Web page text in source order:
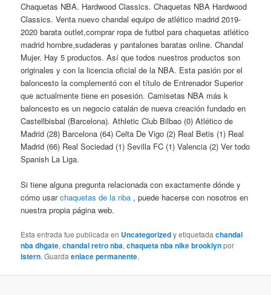
Chaquetas NBA. Hardwood Classics. Chaquetas NBA Hardwood
Classics. Venta nuevo chandal equipo de atlético madrid 2019-
2020 barata outlet,comprar ropa de futbol para chaquetas atlético
madrid hombre,sudaderas y pantalones baratas online. Chandal
Mujer. Hay 5 productos. Así que todos nuestros productos son
originales y con la licencia oficial de la NBA. Esta pasión por el
baloncesto la complementó con el título de Entrenador Superior
que actualmente tiene en posesión. Camisetas NBA más k
baloncesto es un negocio catalán de nueva creación fundado en
Castellbisbal (Barcelona). Athletic Club Bilbao (0) Atlético de
Madrid (28) Barcelona (64) Celta De Vigo (2) Real Betis (1) Real
Madrid (66) Real Sociedad (1) Sevilla FC (1) Valencia (2) Ver todo
Spanish La Liga.
Si tiene alguna pregunta relacionada con exactamente dónde y
cómo usarchaquetas de la nba , puede hacerse con nosotros en
nuestra propia página web.
Esta entrada fue publicada en Uncategorizedy etiquetadachandal
nba dhgate,chandal retro nba,chaqueta nba nike brooklynpor
istern. Guardaenlace permanente.